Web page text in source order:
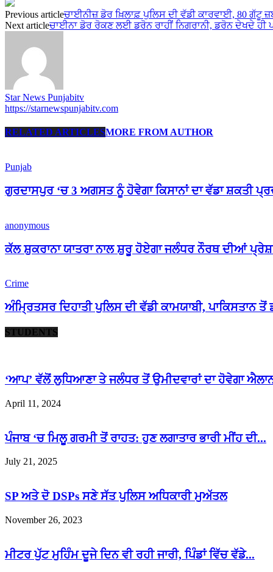
Share
Previous articleਚਾਈਨੀਜ਼ ਡੋਰ ਖ਼ਿਲਾਫ਼ ਪੁਲਿਸ ਦੀ ਵੱਡੀ ਕਾਰਵਾਈ, 80 ਗੱਟੂ
Next articleਚਾਈਨਾ ਡੋਰ ਰੋਕਣ ਲਈ ਡਰੋਨ ਰਾਹੀਂ ਨਿਗਰਾਨੀ, ਡਰੋਨ ਦੇਖਦੇ ਹੀ
Star News Punjabitv
https://starnewspunjabitv.com
RELATED ARTICLESMORE FROM AUTHOR
Punjab
ਗੁਰਦਾਸਪੁਰ ‘ਚ 3 ਅਗਸਤ ਨੂੰ ਹੋਵੇਗਾ ਕਿਸਾਨਾਂ ਦਾ ਵੱਡਾ ਸ਼ਕਤੀ
anonymous
ਕੱਲ ਸ਼ੁਕਰਾਨਾ ਯਾਤਰਾ ਨਾਲ ਸ਼ੁਰੂ ਹੋਏਗਾ ਜਲੰਧਰ ਨੌਰਥ ਦੀਆਂ
Crime
ਅੰਮ੍ਰਿਤਸਰ ਦਿਹਾਤੀ ਪੁਲਿਸ ਦੀ ਵੱਡੀ ਕਾਮਯਾਬੀ,
STUDENTS
‘ਆਪ’ ਵੱਲੋਂ ਲੁਧਿਆਣਾ ਤੇ ਜਲੰਧਰ ਤੋਂ ਉਮੀਦਵਾਰਾਂ ਦਾ ਹੋਵੇਗਾ
April 11, 2024
ਪੰਜਾਬ ‘ਚ ਮਿਲੂ ਗਰਮੀ ਤੋਂ ਰਾਹਤ: ਹੁਣ ਲਗਾਤਾਰ ਭਾਰੀ ਮੀਂਹ ਦੀ...
July 21, 2025
SP ਅਤੇ ਦੋ DSPs ਸਣੇ ਸੱਤ ਪੁਲਿਸ ਅਧਿਕਾਰੀ ਮੁਅੱਤਲ
November 26, 2023
ਮੀਟਰ ਪੁੱਟ ਮੁਹਿੰਮ ਦੂਜੇ ਦਿਨ ਵੀ ਰਹੀ ਜਾਰੀ, ਪਿੰਡਾਂ ਵਿੱਚ ਵੱਡੇ...